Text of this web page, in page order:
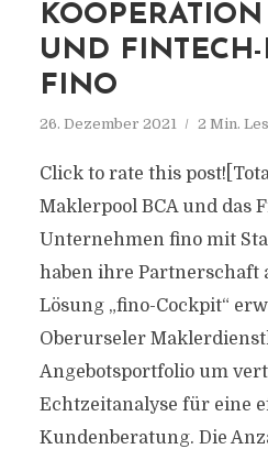
UND FINTECH-
FINO
26. Dezember 2021 2 Min.
Click to rate this
Maklerpool BCA und das
Unternehmen fino mit
haben ihre Partnerschaft
Lösung „fino-Cockpit“
Oberurseler
Angebotsportfolio um
Echtzeitanalyse für eine
Kundenberatung. Die